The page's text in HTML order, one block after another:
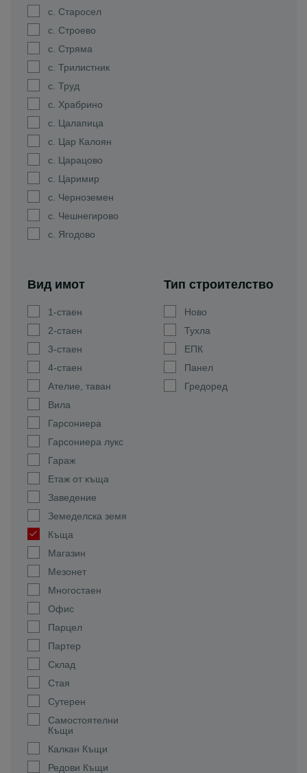
с. Старосел
с. Строево
с. Стряма
с. Трилистник
с. Труд
с. Храбрино
с. Цалапица
с. Цар Калоян
с. Царацово
с. Царимир
с. Черноземен
с. Чешнегирово
с. Ягодово
Вид имот
1-стаен
2-стаен
3-стаен
4-стаен
Ателие, таван
Вила
Гарсониера
Гарсониера лукс
Гараж
Етаж от къща
Заведение
Земеделска земя
Къща
Магазин
Мезонет
Многостаен
Офис
Парцел
Партер
Склад
Стая
Сутерен
Самостоятелни
Къщи
Калкан Къщи
Редови Къщи
Тип строителство
Ново
Тухла
ЕПК
Панел
Гредоред